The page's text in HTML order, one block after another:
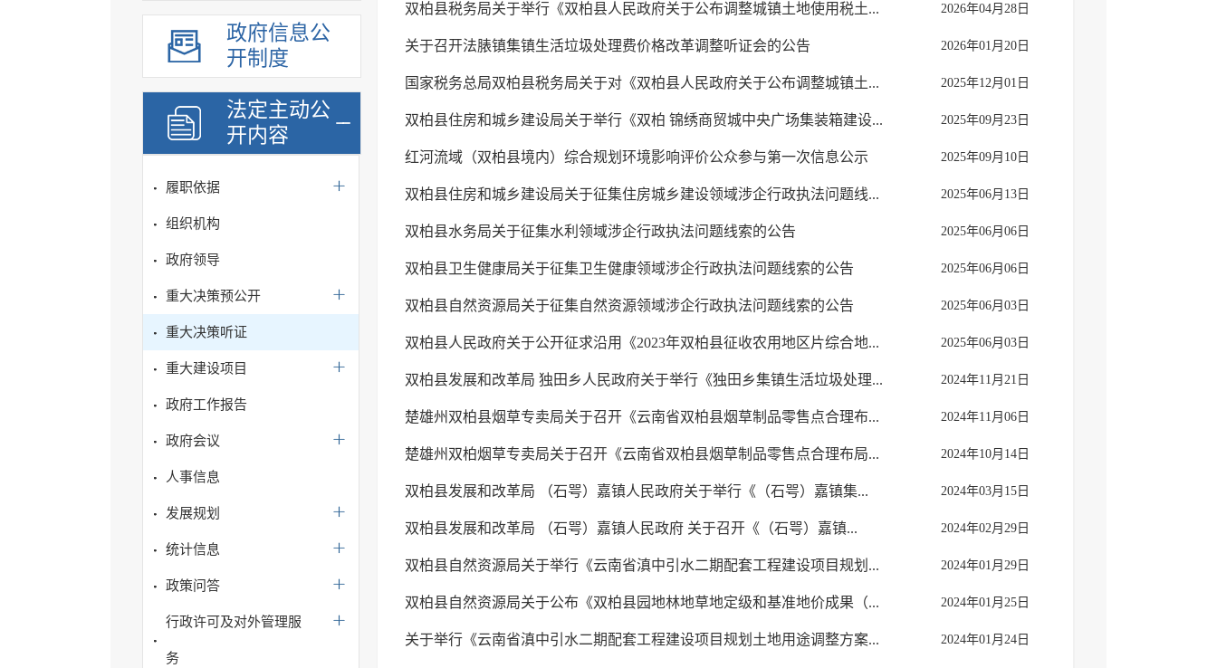
政府信息公
开制度
法定主动公
开内容
履职依据
组织机构
政府领导
重大决策预公开
重大决策听证
重大建设项目
政府工作报告
政府会议
人事信息
发展规划
统计信息
政策问答
行政许可及对外管理服
务
2026年04月28日
双柏县税务局关于举行《双柏县人民政府关于公布调整城镇土地使用税土...
2026年01月20日
关于召开法脿镇集镇生活垃圾处理费价格改革调整听证会的公告
2025年12月01日
国家税务总局双柏县税务局关于对《双柏县人民政府关于公布调整城镇土...
2025年09月23日
双柏县住房和城乡建设局关于举行《双柏 锦绣商贸城中央广场集装箱建设...
2025年09月10日
红河流域（双柏县境内）综合规划环境影响评价公众参与第一次信息公示
2025年06月13日
双柏县住房和城乡建设局关于征集住房城乡建设领域涉企行政执法问题线...
2025年06月06日
双柏县水务局关于征集水利领域涉企行政执法问题线索的公告
2025年06月06日
双柏县卫生健康局关于征集卫生健康领域涉企行政执法问题线索的公告
2025年06月03日
双柏县自然资源局关于征集自然资源领域涉企行政执法问题线索的公告
2025年06月03日
双柏县人民政府关于公开征求沿用《2023年双柏县征收农用地区片综合地...
2024年11月21日
双柏县发展和改革局 独田乡人民政府关于举行《独田乡集镇生活垃圾处理...
2024年11月06日
楚雄州双柏县烟草专卖局关于召开《云南省双柏县烟草制品零售点合理布...
2024年10月14日
楚雄州双柏烟草专卖局关于召开《云南省双柏县烟草制品零售点合理布局...
2024年03月15日
双柏县发展和改革局 （石咢）嘉镇人民政府关于举行《（石咢）嘉镇集...
2024年02月29日
双柏县发展和改革局 （石咢）嘉镇人民政府 关于召开《（石咢）嘉镇...
2024年01月29日
双柏县自然资源局关于举行《云南省滇中引水二期配套工程建设项目规划...
2024年01月25日
双柏县自然资源局关于公布《双柏县园地林地草地定级和基准地价成果（...
2024年01月24日
关于举行《云南省滇中引水二期配套工程建设项目规划土地用途调整方案...